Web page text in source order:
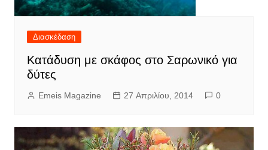
Διασκέδαση
Κατάδυση με σκάφος στο Σαρωνικό για
δύτες
Emeis Magazine 27 Απριλίου, 2014 0